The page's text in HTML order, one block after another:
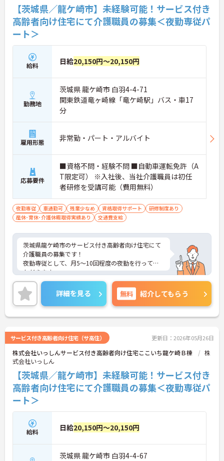
【茨城県／龍ケ崎市】未経験可能！サービス付き
高齢者向け住宅にて介護職員の募集＜夜勤専従パ
ート＞
給料 日給20,150円～20,150円
勤務地
茨城県 龍ケ崎市 白羽4-4-71
関東鉄道竜ヶ崎線「竜ケ崎駅」バス・車17
分
雇用形態 非常勤・パート・アルバイト
応募要件
■資格不問・経験不問 ■自動車運転免許（A
T限定可） ※入社後、当社介護職員は初任
者研修を受講可能（費用無料）
夜勤専従 車通勤可 残業少なめ 資格取得サポート
研修制度あり
産休･育休･介護休暇取得実績あり
交通費支給
茨城県龍ケ崎市のサービス付き高齢者向け住宅にて
介護職員の募集です！
夜勤専従として、月5～10回程度の夜勤を行ってい
ただきます。
資格取得支援有り◎未経験から入社し活躍されてい
る方も多数おり、キャリアアップも目指せます。
ご興味のある方には、面接対策ポイントなどさらに
詳細をお話いたしますので、お気軽にご相談くださ
い。
詳細を見る 無料 紹介してもらう
サービス付き高齢者向け住宅（サ高住） 更新日：2026年05月26日
株式会社いっしんサービス付き高齢者向け住宅ここいち龍ケ崎Ｂ棟
株
式会社いっしん
【茨城県／龍ケ崎市】未経験可能！サービス付き
高齢者向け住宅にて介護職員の募集＜夜勤専従パ
ート＞
給料 日給20,150円～20,150円
茨城県 龍ケ崎市 白羽4-4-67